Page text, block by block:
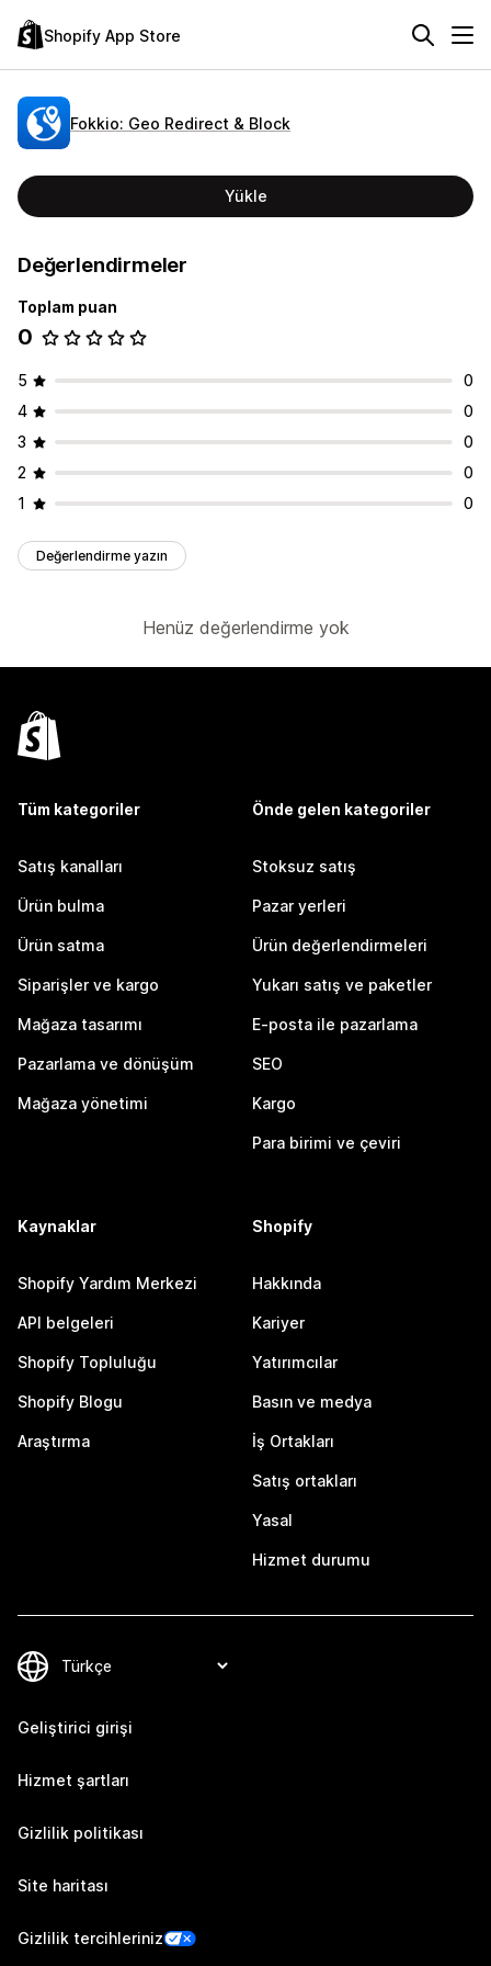
Shopify App Store
Fokkio: Geo Redirect & Block
Yükle
Değerlendirmeler
Toplam puan
0
5
0
4
0
3
0
2
0
1
0
Değerlendirme yazın
Henüz değerlendirme yok
Tüm kategoriler
Satış kanalları
Ürün bulma
Ürün satma
Siparişler ve kargo
Mağaza tasarımı
Pazarlama ve dönüşüm
Mağaza yönetimi
Önde gelen kategoriler
Stoksuz satış
Pazar yerleri
Ürün değerlendirmeleri
Yukarı satış ve paketler
E-posta ile pazarlama
SEO
Kargo
Para birimi ve çeviri
Kaynaklar
Shopify Yardım Merkezi
API belgeleri
Shopify Topluluğu
Shopify Blogu
Araştırma
Shopify
Hakkında
Kariyer
Yatırımcılar
Basın ve medya
İş Ortakları
Satış ortakları
Yasal
Hizmet durumu
Geliştirici girişi
Hizmet şartları
Gizlilik politikası
Site haritası
Gizlilik tercihleriniz